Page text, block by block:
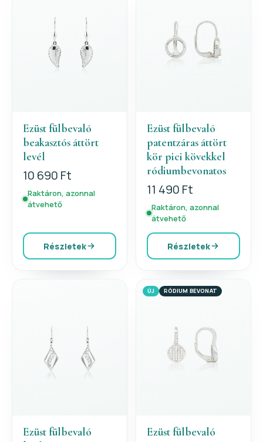
Ezüst fülbevaló
beakasztós áttört
levél
10 690 Ft
Raktáron, azonnal
átvehető
Részletek
Ezüst fülbevaló
patentzáras áttört
kör pici kövekkel
ródiumbevonatos
11 490 Ft
Raktáron, azonnal
átvehető
Részletek
Ezüst fülbevaló
ÚJ RÓDIUM BEVONAT
Ezüst fülbevaló